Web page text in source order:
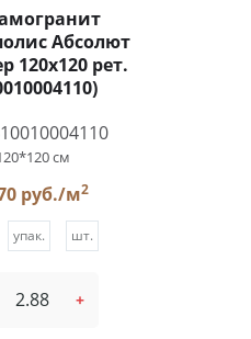
Абсолют
120x120 рет.
см
руб./м2
упак. шт.
+